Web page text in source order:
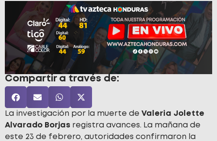
Compartir a través de:
La investigación por la muerte de Valeria Jolette
Alvarado Borjas registra avances. La mañana de
este 23 de febrero, autoridades confirmaron la